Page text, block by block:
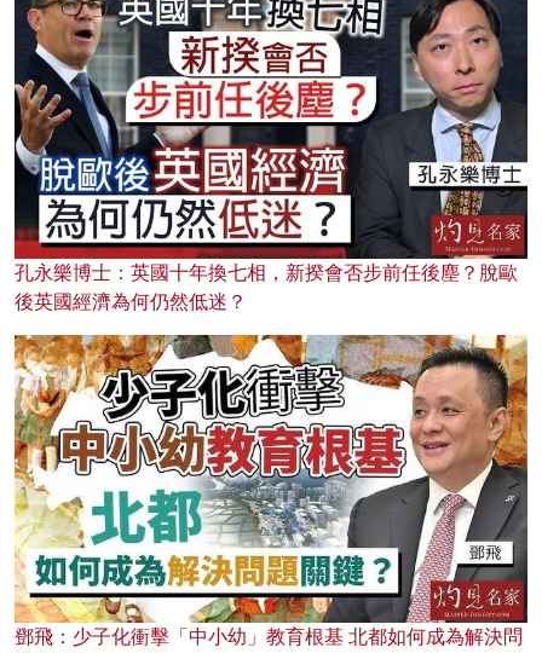
孔永樂博士：英國十年換七相，新揆會否步前任後塵？脫歐
後英國經濟為何仍然低迷？
鄧飛：少子化衝擊「中小幼」教育根基 北都如何成為解決問